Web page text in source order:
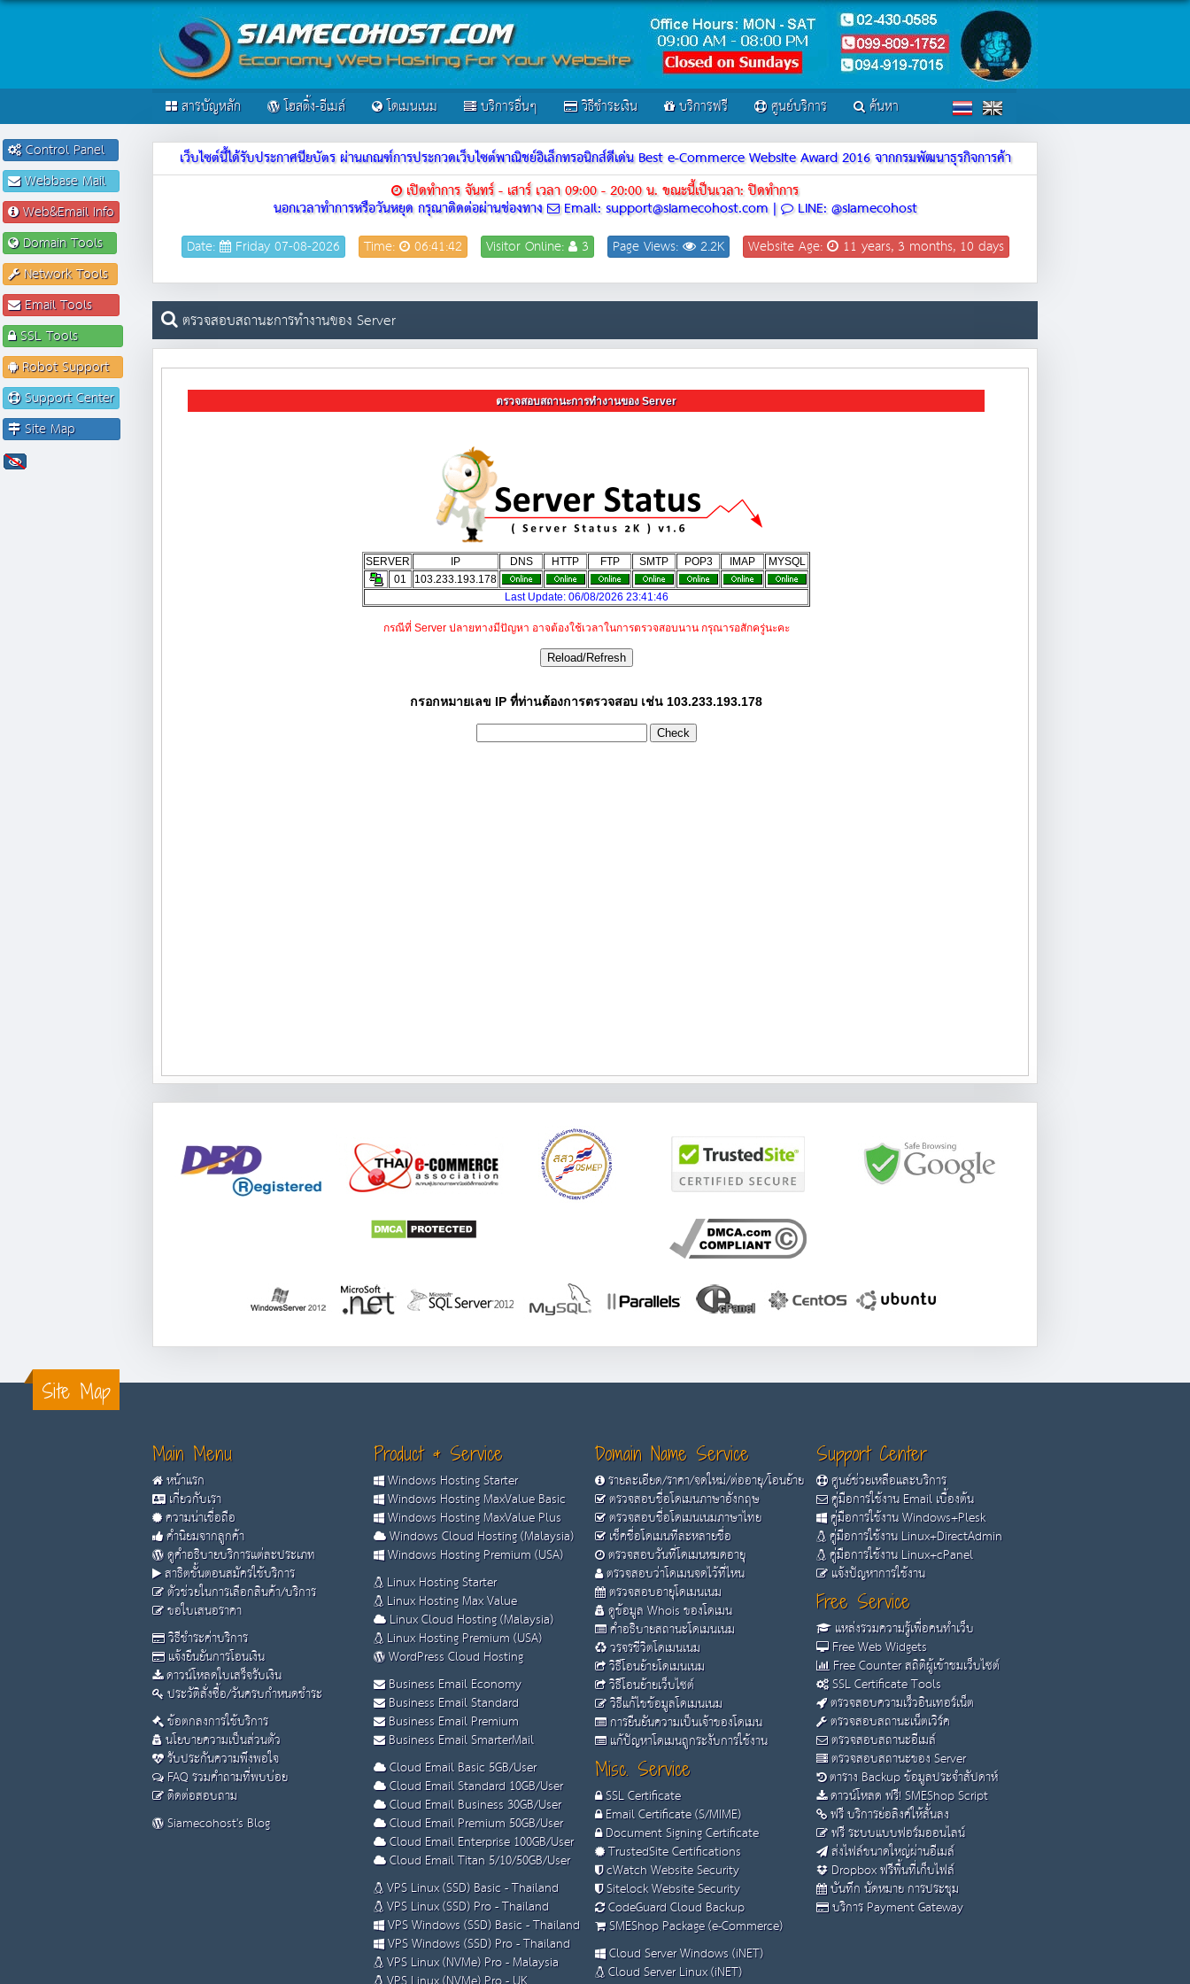
สารบัญหลัก โฮสติ้ง-อีเมล์ โดเมนเนม บริการอื่นๆ วิธีชำระเงิน บริการฟรี ศูนย์บริการ ค้นหา
เว็บไซต์นี้ได้รับประกาศนียบัตร ผ่านเกณฑ์การประกวดเว็บไซต์พาณิชย์อิเล็กทรอนิกส์ดีเด่น Best e-Commerce Website Award 2016 จากกรมพัฒนาธุรกิจการค้า
เปิดทำการ จันทร์ - เสาร์ เวลา 09:00 - 20:00 น.ขณะนี้เป็นเวลา: ปิดทำการ
นอกเวลาทำการหรือวันหยุด กรุณาติดต่อผ่านช่องทาง Email: support@siamecohost.com | LINE: @siamecohost
Date: Friday 07-08-2026 Time: 06:41:42 Visitor Online: 3 Page Views: 2.2K Website Age: 11 years, 3 months, 10 days
ตรวจสอบสถานะการทำงานของ Server
Site Map
Main Menu
หน้าแรก
เกี่ยวกับเรา
ความน่าเชื่อถือ
คำนิยมจากลูกค้า
ดูคำอธิบายบริการแต่ละประเภท
สาธิตขั้นตอนสมัครใช้บริการ
ตัวช่วยในการเลือกสินค้า/บริการ
ขอใบเสนอราคา
วิธีชำระค่าบริการ
แจ้งยืนยันการโอนเงิน
ดาวน์โหลดใบเสร็จรับเงิน
ประวัติสั่งซื้อ/วันครบกำหนดชำระ
ข้อตกลงการใช้บริการ
นโยบายความเป็นส่วนตัว
รับประกันความพึงพอใจ
FAQ รวมคำถามที่พบบ่อย
ติดต่อสอบถาม
Siamecohost's Blog
Product & Service
Windows Hosting Starter
Windows Hosting MaxValue Basic
Windows Hosting MaxValue Plus
Windows Cloud Hosting (Malaysia)
Windows Hosting Premium (USA)
Linux Hosting Starter
Linux Hosting Max Value
Linux Cloud Hosting (Malaysia)
Linux Hosting Premium (USA)
WordPress Cloud Hosting
Business Email Economy
Business Email Standard
Business Email Premium
Business Email SmarterMail
Cloud Email Basic 5GB/User
Cloud Email Standard 10GB/User
Cloud Email Business 30GB/User
Cloud Email Premium 50GB/User
Cloud Email Enterprise 100GB/User
Cloud Email Titan 5/10/50GB/User
VPS Linux (SSD) Basic - Thailand
VPS Linux (SSD) Pro - Thailand
VPS Windows (SSD) Basic - Thailand
VPS Windows (SSD) Pro - Thailand
VPS Linux (NVMe) Pro - Malaysia
Domain Name Service
รายละเอียด/ราคา/จดใหม่/ต่ออายุ/โอนย้าย
ตรวจสอบชื่อโดเมนภาษาอังกฤษ
ตรวจสอบชื่อโดเมนเนมภาษาไทย
เช็คชื่อโดเมนทีละหลายชื่อ
ตรวจสอบวันที่โดเมนหมดอายุ
ตรวจสอบว่าโดเมนจดไว้ที่ไหน
ตรวจสอบอายุโดเมนเนม
ดูข้อมูล Whois ของโดเมน
คำอธิบายสถานะโดเมนเนม
วรจรชีวิตโดเมนเนม
วิธีโอนย้ายโดเมนเนม
วิธีโอนย้ายเว็บไซต์
วิธีแก้ไขข้อมูลโดเมนเนม
การยืนยันความเป็นเจ้าของโดเมน
แก้ปัญหาโดเมนถูกระงับการใช้งาน
Misc. Service
SSL Certificate
Email Certificate (S/MIME)
Document Signing Certificate
TrustedSite Certifications
cWatch Website Security
Sitelock Website Security
CodeGuard Cloud Backup
SMEShop Package (e-Commerce)
Cloud Server Windows (iNET)
Cloud Server Linux (iNET)
Support Center
ศูนย์ช่วยเหลือและบริการ
คู่มือการใช้งาน Email เบื้องต้น
คู่มือการใช้งาน Windows+Plesk
คู่มือการใช้งาน Linux+DirectAdmin
คู่มือการใช้งาน Linux+cPanel
แจ้งปัญหาการใช้งาน
Free Service
แหล่งรวมความรู้เพื่อคนทำเว็บ
Free Web Widgets
Free Counter สถิติผู้เข้าชมเว็บไซต์
SSL Certificate Tools
ตรวจสอบความเร็วอินเทอร์เน็ต
ตรวจสอบสถานะเน็ตเวิร์ค
ตรวจสอบสถานะอีเมล์
ตรวจสอบสถานะของ Server
ตาราง Backup ข้อมูลประจำสัปดาห์
ดาวน์โหลด ฟรี! SMEShop Script
ฟรี บริการย่อลิงค์ให้สั้นลง
ฟรี ระบบแบบฟอร์มออนไลน์
ส่งไฟล์ขนาดใหญ่ผ่านอีเมล์
Dropbox ฟรีพื้นที่เก็บไฟล์
บันทึก นัดหมาย การประชุม
บริการ Payment Gateway
Control Panel
Webbase Mail
Web&Email Info
Domain Tools
Network Tools
Email Tools
SSL Tools
Robot Support
Support Center
Site Map